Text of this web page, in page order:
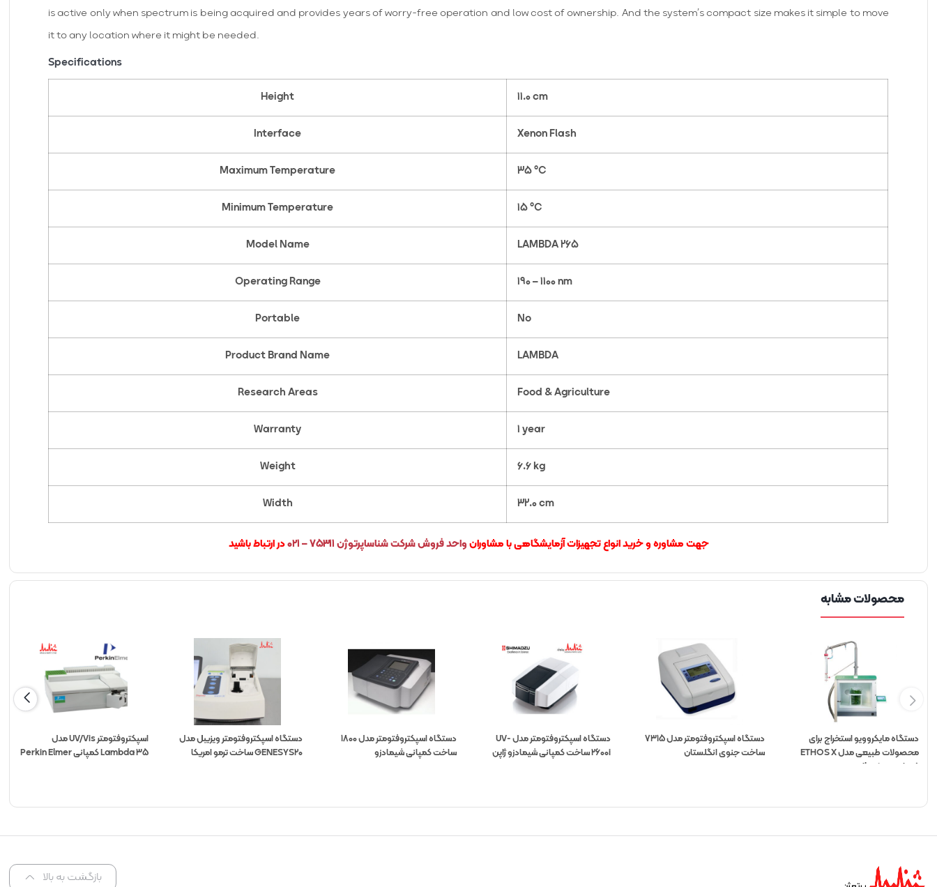
is active only when spectrum is being acquired and provides years of worry-free operation and low cost of ownership. And the system’s compact size makes it simple to move
it to any location where it might be needed.
Specifications
Height 11.0 cm
Interface Xenon Flash
Maximum Temperature 35 °C
Minimum Temperature 15 °C
Model Name LAMBDA 265
Operating Range 190 – 1100 nm
Portable No
Product Brand Name LAMBDA
Research Areas Food & Agriculture
Warranty 1 year
Weight 6.6 kg
Width 32.0 cm
جهت مشاوره و خرید انواع تجهیزات آزمایشگاهی با مشاورانواحد فروش شرکت شناساپرتوژن۷۵۳۱۱ – ۰۲۱ در ارتباط باشید
محصولات مشابه
دستگاه مایکروویو استخراج برای
محصولات طبیعی مدل ETHOS X
کمپانی mileston
دستگاه اسپکتروفتومتر مدل 7315
ساخت جنوی انگلستان
دستگاه اسپکتروفتومتر مدل UV-
2600i ساخت کمپانی شیمادزو ژاپن
دستگاه اسپکتروفتومتر مدل 1800
ساخت کمپانی شیمادزو
دستگاه اسپکتروفتومتر ویزیبل مدل
GENESYS20 ساخت ترمو امریکا
اسپکتروفتومتر UV/Vis مدل
Lambda 35 کمپانی Perkin Elmer
بازگشت به بالا